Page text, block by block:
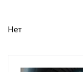
Нет